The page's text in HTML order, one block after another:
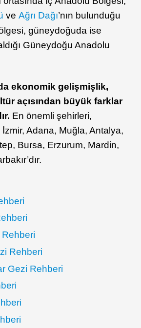
ve Ağrı Dağı’nın bulunduğu
güneydoğuda ise
Güneydoğu Anadolu
ekonomik gelişmişlik,
açısından büyük farklar
En önemli şehirleri,
Adana, Muğla, Antalya,
Bursa, Erzurum, Mardin,
Rehberi
Gezi Rehberi